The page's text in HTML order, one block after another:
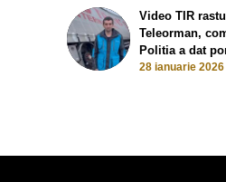
Video TIR
Teleorman,
Politia a dat
28 ianuarie 2026